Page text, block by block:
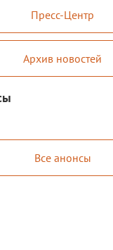
Пресс-Центр
Архив новостей
Все анонсы